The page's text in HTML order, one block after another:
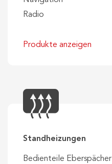
Radio
Produkte anzeigen
Standheizungen
Bedienteile Eberspächer